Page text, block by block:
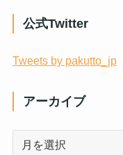
公式Twitter
Tweets by pakutto_jp
アーカイブ